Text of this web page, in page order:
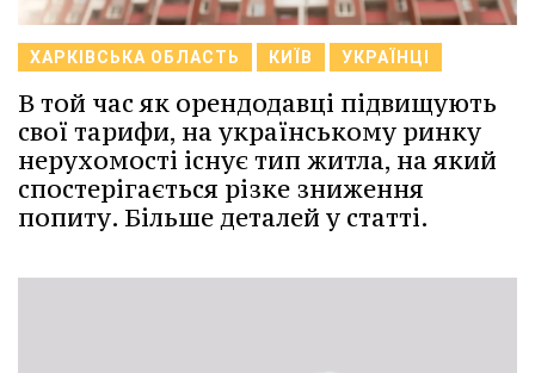
ХАРКІВСЬКА ОБЛАСТЬ КИЇВ УКРАЇНЦІ
В той час як орендодавці підвищують
свої тарифи, на українському ринку
нерухомості існує тип житла, на який
спостерігається різке зниження
попиту. Більше деталей у статті.